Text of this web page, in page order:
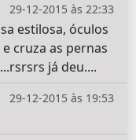
29-12-2015 às 22:33
estilosa, óculos
cruza as pernas
já deu....
29-12-2015 às 19:53